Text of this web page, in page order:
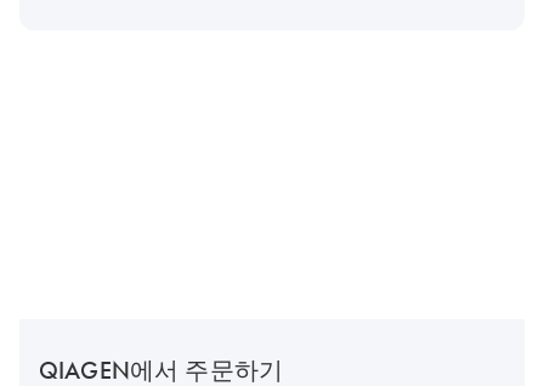
QIAGEN에서 주문하기